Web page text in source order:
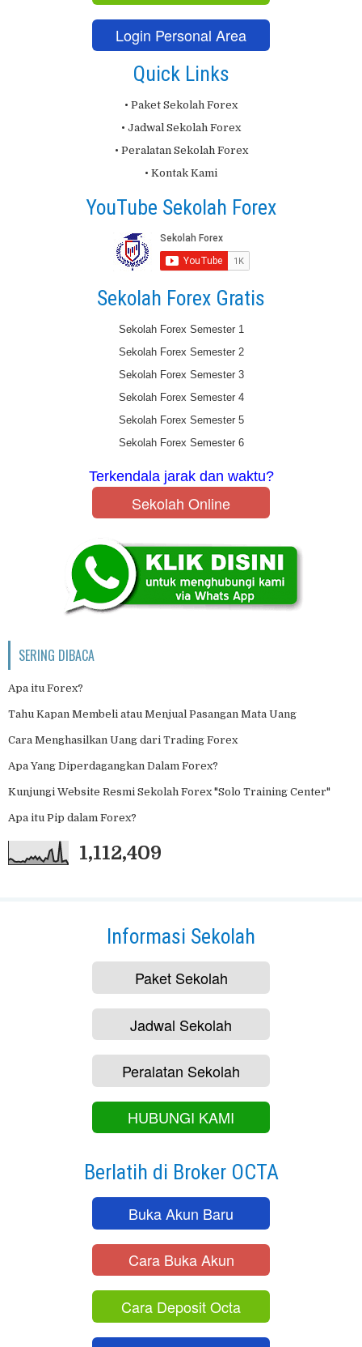
Login Personal Area
Quick Links
• Paket Sekolah Forex
• Jadwal Sekolah Forex
• Peralatan Sekolah Forex
• Kontak Kami
YouTube Sekolah Forex
Sekolah Forex Gratis
Sekolah Forex Semester 1
Sekolah Forex Semester 2
Sekolah Forex Semester 3
Sekolah Forex Semester 4
Sekolah Forex Semester 5
Sekolah Forex Semester 6
Terkendala jarak dan waktu?
Sekolah Online
SERING DIBACA
Apa itu Forex?
Tahu Kapan Membeli atau Menjual Pasangan Mata Uang
Cara Menghasilkan Uang dari Trading Forex
Apa Yang Diperdagangkan Dalam Forex?
Kunjungi Website Resmi Sekolah Forex "Solo Training Center"
Apa itu Pip dalam Forex?
1,112,409
Informasi Sekolah
Paket Sekolah
Jadwal Sekolah
Peralatan Sekolah
HUBUNGI KAMI
Berlatih di Broker OCTA
Buka Akun Baru
Cara Buka Akun
Cara Deposit Octa